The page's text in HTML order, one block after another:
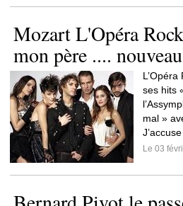
Mozart L'Opéra
mon père ....
ses hits
mal »
Le 03